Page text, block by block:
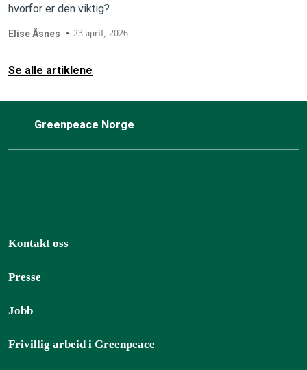
hvorfor er den viktig?
Elise Åsnes 23 april, 2026
Se alle artiklene
Greenpeace Norge
Kontakt oss
Presse
Jobb
Frivillig arbeid i Greenpeace